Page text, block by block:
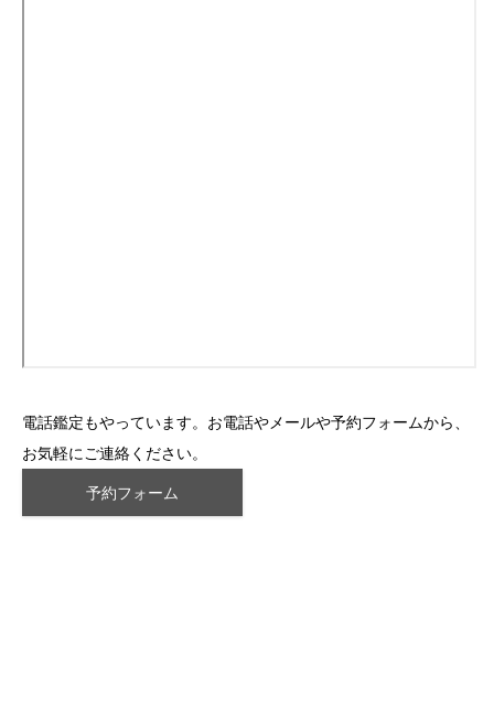
電話鑑定もやっています。お電話やメールや予約フォームから、
お気軽にご連絡ください。
予約フォーム